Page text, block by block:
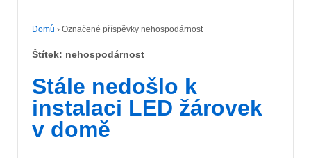
Domů › Označené příspěvky nehospodárnost
Štítek: nehospodárnost
Stále nedošlo k
instalaci LED žárovek
v domě